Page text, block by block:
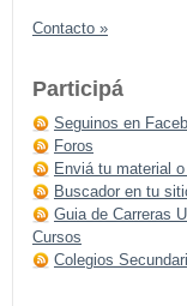
Contacto »
Participá
Seguinos en
Foros
Enviá tu material
Buscador en tu
Guia de Carreras
Cursos
Colegios